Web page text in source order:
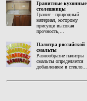
Гранитные кухонные
столешницы
Гранит - природный
материал, которому
присущи высокая
прочность,...
Палитра российской
смальты
Разнообразие палитры
смальты определяется
добавлением в стекло...